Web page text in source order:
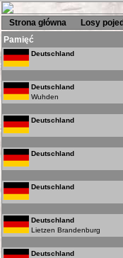
Strona główna Losy
Pamięć
Deutschland
Deutschland
Wuhden
Deutschland
Deutschland
Deutschland
Deutschland
Lietzen Brandenburg
Deutschland